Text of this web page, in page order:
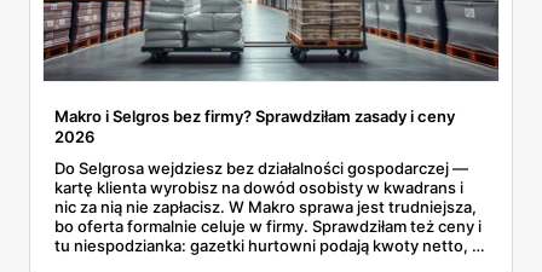
Makro i Selgros bez firmy? Sprawdziłam zasady i ceny
2026
Do Selgrosa wejdziesz bez działalności gospodarczej —
kartę klienta wyrobisz na dowód osobisty w kwadrans i
nic za nią nie zapłacisz. W Makro sprawa jest trudniejsza,
bo oferta formalnie celuje w firmy. Sprawdziłam też ceny i
tu niespodzianka: gazetki hurtowni podają kwoty netto, a